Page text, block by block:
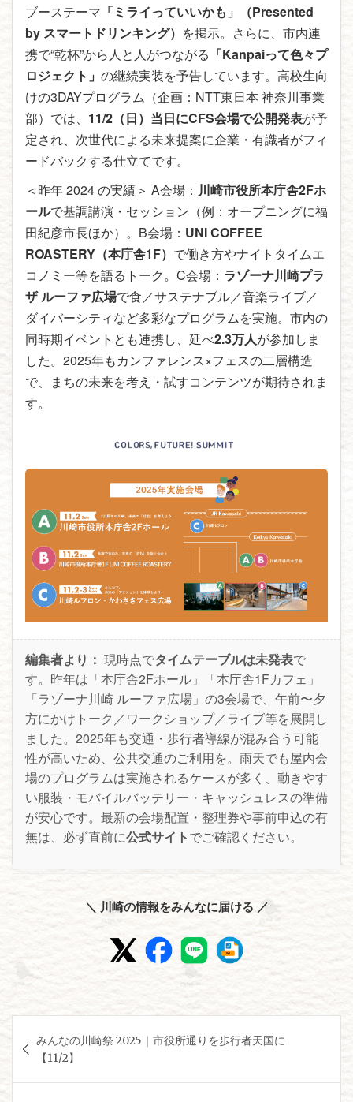
ブーステーマ 「ミライっていいかも」（Presented
by スマートドリンキング） を掲示。さらに、市内連
携で“乾杯”から人と人がつながる 「Kanpaiって色々プ
ロジェクト」 の継続実装を予告しています。高校生向
けの3DAYプログラム（企画：NTT東日本 神奈川事業
部）では、 11/2（日）当日にCFS会場で公開発表が予
定され、次世代による未来提案に企業・有識者がフィ
ードバックする仕立てです。
＜昨年 2024 の実績＞ A会場： 川崎市役所本庁舎2Fホ
ールで基調講演・セッション（例：オープニングに福
田紀彦市長ほか）。B会場： UNI COFFEE
ROASTERY（本庁舎1F） で働き方やナイトタイムエ
コノミー等を語るトーク。C会場： ラゾーナ川崎プラ
ザ ルーファ広場で食／サステナブル／音楽ライブ／
ダイバーシティなど多彩なプログラムを実施。市内の
同時期イベントとも連携し、延べ2.3万人が参加しま
した。2025年もカンファレンス×フェスの二層構造
で、まちの未来を考え・試すコンテンツが期待されま
す。
編集者より： 現時点でタイムテーブルは未発表で
す。昨年は「本庁舎2Fホール」「本庁舎1Fカフェ」
「ラゾーナ川崎 ルーファ広場」の3会場で、午前〜夕
方にかけトーク／ワークショップ／ライブ等を展開し
ました。2025年も交通・歩行者導線が混み合う可能
性が高いため、公共交通のご利用を。雨天でも屋内会
場のプログラムは実施されるケースが多く、動きやす
い服装・モバイルバッテリー・キャッシュレスの準備
が安心です。最新の会場配置・整理券や事前申込の有
無は、必ず直前に公式サイトでご確認ください。
＼ 川崎の情報をみんなに届ける ／
稿
ナ
みんなの川崎祭 2025｜市役所通りを歩行者天国に
【11/2】